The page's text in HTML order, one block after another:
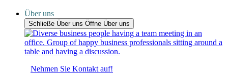
Über uns
Schließe Über uns Öffne Über uns
Nehmen Sie Kontakt auf!